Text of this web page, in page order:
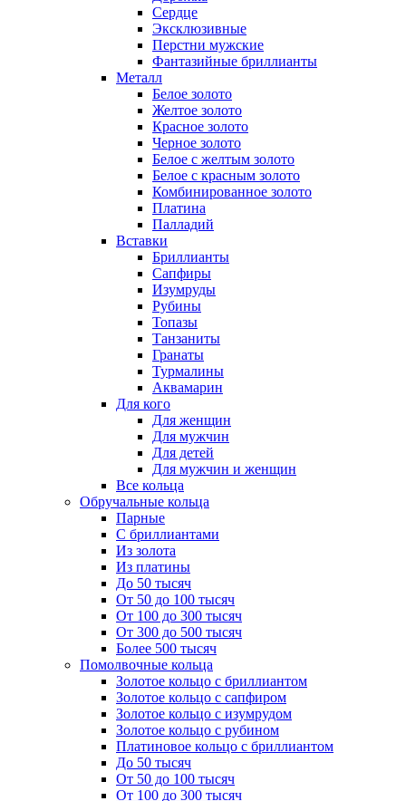
Сердце
Эксклюзивные
Перстни мужские
Фантазийные бриллианты
Металл
Белое золото
Желтое золото
Красное золото
Черное золото
Белое с желтым золото
Белое с красным золото
Комбинированное золото
Платина
Палладий
Вставки
Бриллианты
Сапфиры
Изумруды
Рубины
Топазы
Танзаниты
Гранаты
Турмалины
Аквамарин
Для кого
Для женщин
Для мужчин
Для детей
Для мужчин и женщин
Все кольца
Обручальные кольца
Парные
С бриллиантами
Из золота
Из платины
До 50 тысяч
От 50 до 100 тысяч
От 100 до 300 тысяч
От 300 до 500 тысяч
Более 500 тысяч
Помолвочные кольца
Золотое кольцо с бриллиантом
Золотое кольцо с сапфиром
Золотое кольцо с изумрудом
Золотое кольцо с рубином
Платиновое кольцо с бриллиантом
До 50 тысяч
От 50 до 100 тысяч
От 100 до 300 тысяч